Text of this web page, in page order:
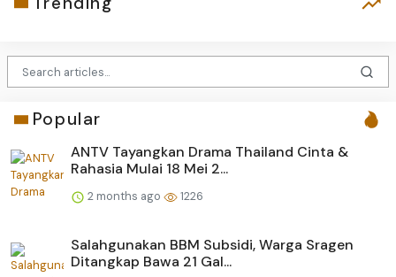
Popular
ANTV Tayangkan Drama Thailand Cinta &
Rahasia Mulai 18 Mei 2...
2 months ago 1226
Salahgunakan BBM Subsidi, Warga Sragen
Ditangkap Bawa 21 Gal...